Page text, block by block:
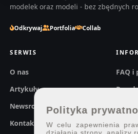
modelek oraz modeli - bez zbędnych
Odkrywaj Portfolia Collab
SERWIS
O nas
Artykuły
Newsroom
Kontakt
FAQ i
Polityka
W celu zapewnienia